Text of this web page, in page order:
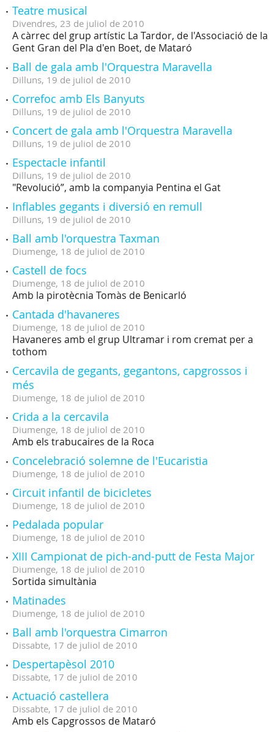
Teatre musical
Divendres, 23 de juliol de 2010
A càrrec del grup artístic La Tardor, de l'Associació de la
Gent Gran del Pla d'en Boet, de Mataró
Ball de gala amb l'Orquestra Maravella
Dilluns, 19 de juliol de 2010
Correfoc amb Els Banyuts
Dilluns, 19 de juliol de 2010
Concert de gala amb l'Orquestra Maravella
Dilluns, 19 de juliol de 2010
Espectacle infantil
Dilluns, 19 de juliol de 2010
"Revolució”, amb la companyia Pentina el Gat
Inflables gegants i diversió en remull
Dilluns, 19 de juliol de 2010
Ball amb l'orquestra Taxman
Diumenge, 18 de juliol de 2010
Castell de focs
Diumenge, 18 de juliol de 2010
Amb la pirotècnia Tomàs de Benicarló
Cantada d'havaneres
Diumenge, 18 de juliol de 2010
Havaneres amb el grup Ultramar i rom cremat per a
tothom
Cercavila de gegants, gegantons, capgrossos i
més
Diumenge, 18 de juliol de 2010
Crida a la cercavila
Diumenge, 18 de juliol de 2010
Amb els trabucaires de la Roca
Concelebració solemne de l'Eucaristia
Diumenge, 18 de juliol de 2010
Circuit infantil de bicicletes
Diumenge, 18 de juliol de 2010
Pedalada popular
Diumenge, 18 de juliol de 2010
XIII Campionat de pich-and-putt de Festa Major
Diumenge, 18 de juliol de 2010
Sortida simultània
Matinades
Diumenge, 18 de juliol de 2010
Ball amb l'orquestra Cimarron
Dissabte, 17 de juliol de 2010
Despertapèsol 2010
Dissabte, 17 de juliol de 2010
Actuació castellera
Dissabte, 17 de juliol de 2010
Amb els Capgrossos de Mataró